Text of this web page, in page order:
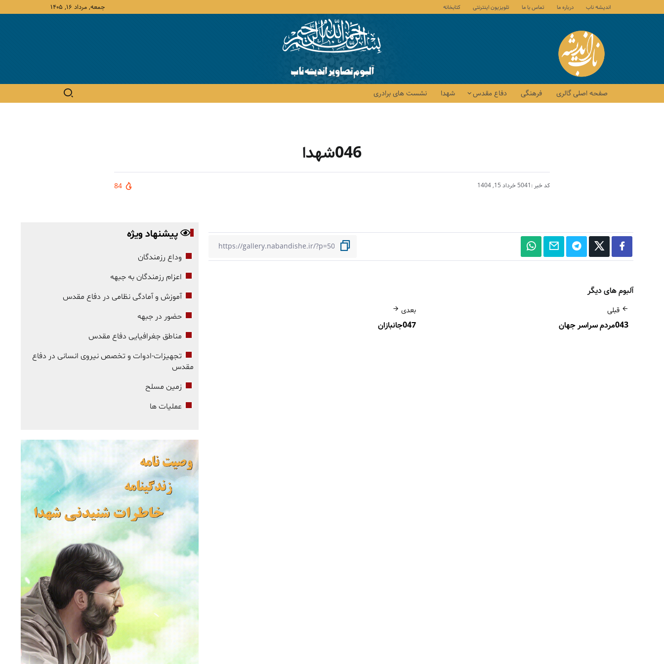
اندیشه ناب درباره ما تماس با ما تلویزیون اینترنتی کتابخانه جمعه, مرداد ۱۶, ۱۴۰۵
صفحه اصلی گالری فرهنگی دفاع مقدس شهدا نشست های برادری
046شهدا
کد خبر :5041 خرداد 15, 1404 84
آلبوم های دیگر
قبلی
043مردم سراسر جهان
بعدی
047جانبازان
پیشنهاد ویژه
وداع رزمندگان
اعزام رزمندگان به جبهه
آموزش و آمادگی نظامی در دفاع مقدس
حضور در جبهه
مناطق جغرافیایی دفاع مقدس
تجهیزات-ادوات و تخصص نیروی انسانی در دفاع
مقدس
زمین مسلح
عملیات ها